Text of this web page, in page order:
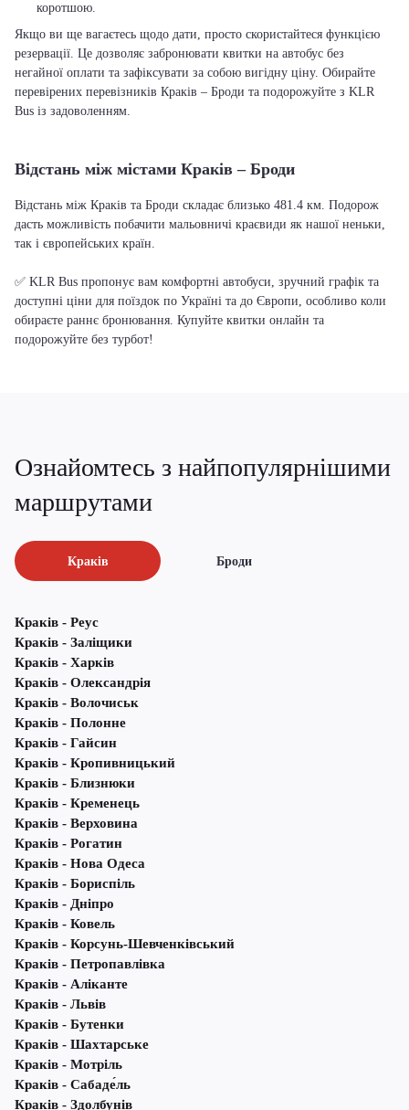
коротшою.
Якщо ви ще вагаєтесь щодо дати, просто скористайтеся функцією
резервації. Це дозволяє забронювати квитки на автобус без
негайної оплати та зафіксувати за собою вигідну ціну. Обирайте
перевірених перевізників Краків – Броди та подорожуйте з KLR
Bus із задоволенням.
Відстань між містами Краків – Броди
Відстань між Краків та Броди складає близько 481.4 км. Подорож
дасть можливість побачити мальовничі краєвиди як нашої неньки,
так і європейських країн.
✅ KLR Bus пропонує вам комфортні автобуси, зручний графік та
доступні ціни для поїздок по Україні та до Європи, особливо коли
обираєте раннє бронювання. Купуйте квитки онлайн та
подорожуйте без турбот!
Ознайомтесь з найпопулярнішими
маршрутами
Краків Броди
Краків - Реус
Краків - Заліщики
Краків - Харків
Краків - Олександрія
Краків - Волочиськ
Краків - Полонне
Краків - Гайсин
Краків - Кропивницький
Краків - Близнюки
Краків - Кременець
Краків - Верховина
Краків - Рогатин
Краків - Нова Одеса
Краків - Бориспіль
Краків - Дніпро
Краків - Ковель
Краків - Корсунь-Шевченківський
Краків - Петропавлівка
Краків - Аліканте
Краків - Львів
Краків - Бутенки
Краків - Шахтарське
Краків - Мотріль
Краків - Сабаде́ль
Краків - Здолбунів